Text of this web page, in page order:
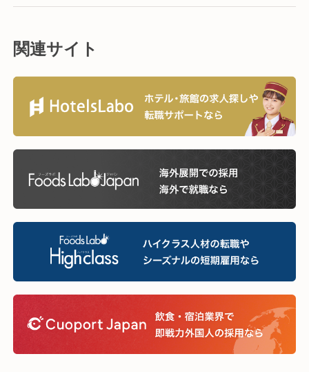
関連サイト